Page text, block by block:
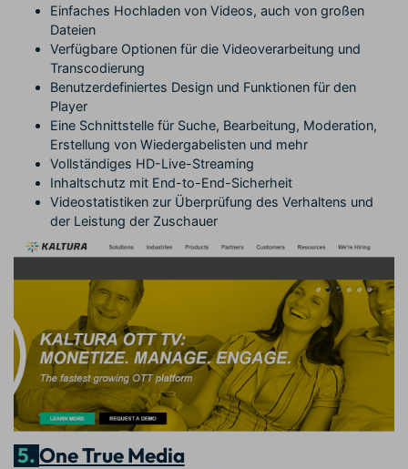
Einfaches Hochladen von Videos, auch von großen
Dateien
Verfügbare Optionen für die Videoverarbeitung und
Transcodierung
Benutzerdefiniertes Design und Funktionen für den
Player
Eine Schnittstelle für Suche, Bearbeitung, Moderation,
Erstellung von Wiedergabelisten und mehr
Vollständiges HD-Live-Streaming
Inhaltschutz mit End-to-End-Sicherheit
Videostatistiken zur Überprüfung des Verhaltens und
der Leistung der Zuschauer
5.One True Media